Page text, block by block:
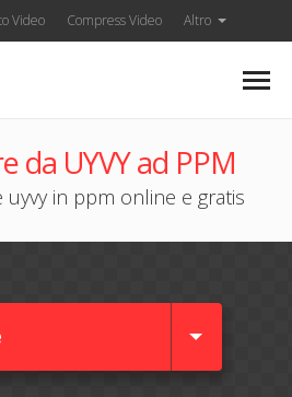
Video Compress Video Altro
da UYVY ad PPM
uyvy in ppm online e gratis